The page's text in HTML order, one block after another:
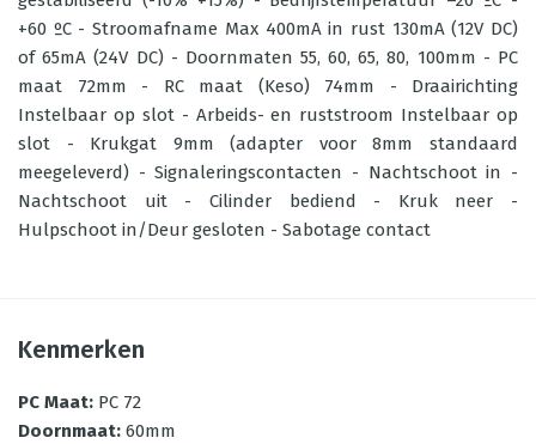
+60 ºC - Stroomafname Max 400mA in rust 130mA (12V DC)
of 65mA (24V DC) - Doornmaten 55, 60, 65, 80, 100mm - PC
maat 72mm - RC maat (Keso) 74mm - Draairichting
Instelbaar op slot - Arbeids- en ruststroom Instelbaar op
slot - Krukgat 9mm (adapter voor 8mm standaard
meegeleverd) - Signaleringscontacten - Nachtschoot in -
Nachtschoot uit - Cilinder bediend - Kruk neer -
Hulpschoot in/Deur gesloten - Sabotage contact
Kenmerken
PC Maat: PC 72
Doornmaat: 60mm